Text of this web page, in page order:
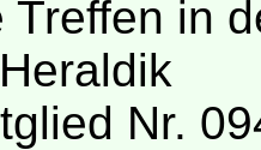
Treffen in
Nr.